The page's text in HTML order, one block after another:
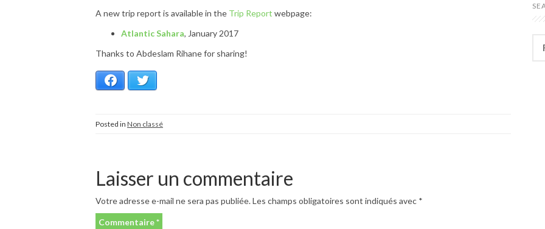
A new trip report is available in the Trip Report webpage:
Atlantic Sahara, January 2017
Thanks to Abdeslam Rihane for sharing!
Facebook
Posted in Non classé
Laisser un commentaire
Votre adresse e-mail ne sera pas publiée.Les champs obligatoires sont indiqués avec *
Commentaire*